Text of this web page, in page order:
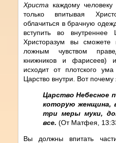
Христа каждому
только впитывая
облачиться в брачную
вступить во внутреннее
Христоразум вы сможете
ложным чувством
книжников и фарисеев)
исходит от плотского
Царство внутри. Вот почему
Царство Небесное
которую женщина,
три меры муки,
все.(От Матфея,
Вы должны впитать